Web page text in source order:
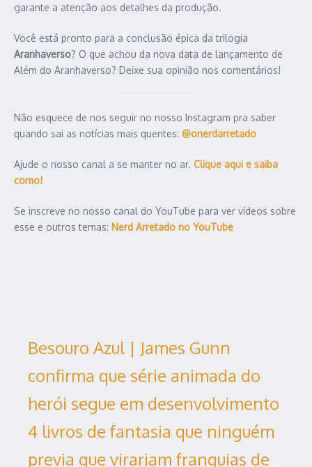
garante a atenção aos detalhes da produção.
Você está pronto para a conclusão épica da trilogia
Aranhaverso? O que achou da nova data de lançamento de
Além do Aranhaverso? Deixe sua opinião nos comentários!
Não esquece de nos seguir no nosso Instagram pra saber
quando sai as notícias mais quentes: @onerdarretado
Ajude o nosso canal a se manter no ar. Clique aqui e saiba
como!
Se inscreve no nosso canal do YouTube para ver vídeos sobre
esse e outros temas: Nerd Arretado no YouTube
Besouro Azul | James Gunn
confirma que série animada do
herói segue em desenvolvimento
4 livros de fantasia que ninguém
previa que virariam franquias de